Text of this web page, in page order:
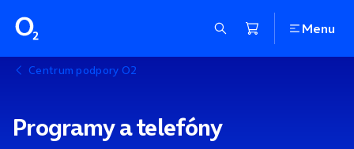
Menu
Centrum podpory O2
Programy a telefóny